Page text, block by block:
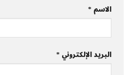
الاسم*
البريد الإلكتروني*